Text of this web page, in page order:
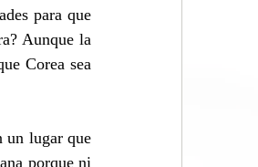
para que
Aunque la
Corea sea
un lugar que
porque ni